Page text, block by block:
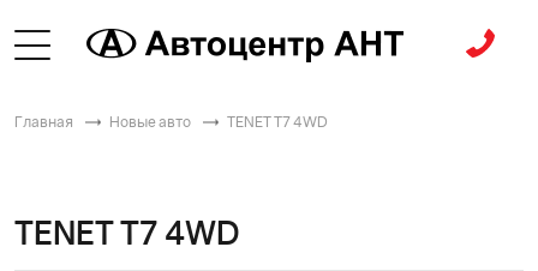
Главная Новые авто TENET T7 4WD
TENET T7 4WD